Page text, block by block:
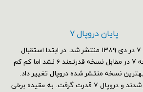
پایان دروپال ۷
اولین نسخه دروپال ۷ در دی ۱۳۸۹ منتشر شد. در ابتدا استقبال
چندانی نسبت به نسخه ۷ در مقابل نسخه قدرتمند ۶ نشد اما کم کم
به بهترین نسخه منتشر شده دروپال تغییر داد.
ماژول ها کم کم سازگار شدند و دروپال ۷ قدرت گرفت. به عقیده برخی